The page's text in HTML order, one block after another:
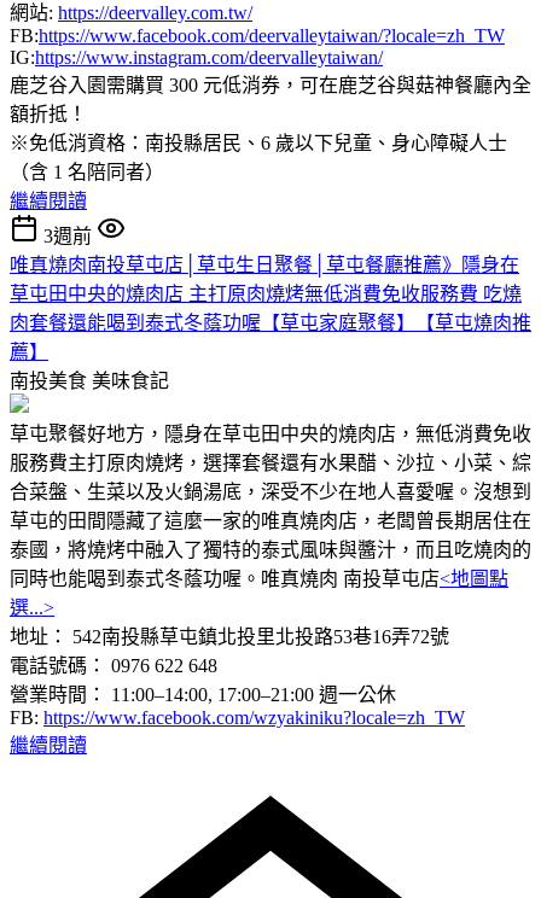
網站: https://deervalley.com.tw/
FB:https://www.facebook.com/deervalleytaiwan/?locale=zh_TW
IG:https://www.instagram.com/deervalleytaiwan/
鹿芝谷入園需購買 300 元低消券，可在鹿芝谷與菇神餐廳內全
額折抵！
※免低消資格：南投縣居民、6 歲以下兒童、身心障礙人士
（含 1 名陪同者）
繼續閱讀
3週前
唯真燒肉南投草屯店│草屯生日聚餐│草屯餐廳推薦》隱身在
草屯田中央的燒肉店 主打原肉燒烤無低消費免收服務費 吃燒
肉套餐還能喝到泰式冬蔭功喔【草屯家庭聚餐】【草屯燒肉推
薦】
南投美食 美味食記
草屯聚餐好地方，隱身在草屯田中央的燒肉店，無低消費免收
服務費主打原肉燒烤，選擇套餐還有水果醋、沙拉、小菜、綜
合菜盤、生菜以及火鍋湯底，深受不少在地人喜愛喔。沒想到
草屯的田間隱藏了這麼一家的唯真燒肉店，老闆曾長期居住在
泰國，將燒烤中融入了獨特的泰式風味與醬汁，而且吃燒肉的
同時也能喝到泰式冬蔭功喔。唯真燒肉 南投草屯店<地圖點
選...>
地址： 542南投縣草屯鎮北投里北投路53巷16弄72號
電話號碼： 0976 622 648
營業時間： 11:00–14:00, 17:00–21:00 週一公休
FB: https://www.facebook.com/wzyakiniku?locale=zh_TW
繼續閱讀